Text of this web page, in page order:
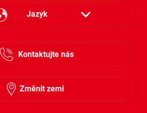
Jazyk
Česky
Kontaktujte nás
Změnit zemi